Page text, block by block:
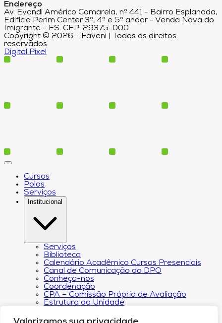
Endereço
Av. Evandi Américo Comarela, nº 441 - Bairro Esplanada,
Edifício Perim Center 3º, 4º e 5º andar - Venda Nova do
Imigrante - ES. CEP: 29375-000
Copyright © 2026 - Faveni | Todos os direitos
reservados
Digital Pixel
Cursos
Polos
Serviços
Institucional
Serviços
Biblioteca
Calendário Acadêmico Cursos Presenciais
Canal de Comunicação do DPO
Conheça-nos
Coordenação
CPA – Comissão Própria de Avaliação
Estrutura da Unidade
Programa de Iniciação Científica